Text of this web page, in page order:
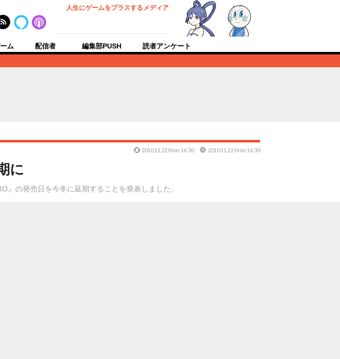
人生にゲームをプラスするメディア
ム 配信者 編集部PUSH 読者アンケート
に
』の発売日を今冬に延期することを発表しました。
2010.11.22 Mon 16:30 2010.11.22 Mon 16:30